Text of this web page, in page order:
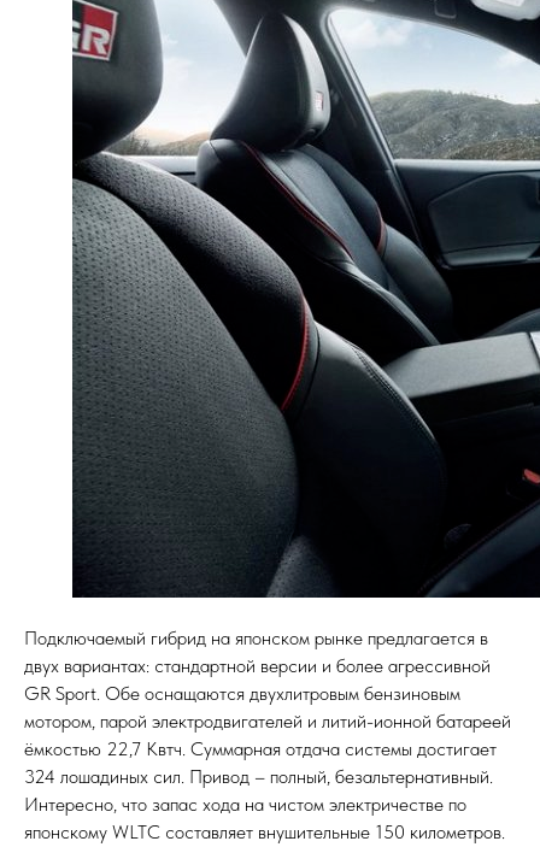
Подключаемый гибрид на японском рынке предлагается в
двух вариантах: стандартной версии и более агрессивной
GR Sport. Обе оснащаются двухлитровым бензиновым
мотором, парой электродвигателей и литий-ионной батареей
ёмкостью 22,7 Квтч. Суммарная отдача системы достигает
324 лошадиных сил. Привод – полный, безальтернативный.
Интересно, что запас хода на чистом электричестве по
японскому WLTC составляет внушительные 150 километров.